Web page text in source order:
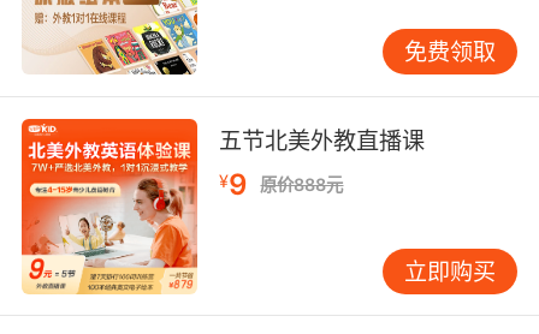
做动作一边说：“Iamwalking.”让孩子通过身体动
作理解语法意义。 阅读方面，可选择有简单情节
的分级读物。8岁孩子已能理解故事发展脉络，这
比单纯记单词有趣得多。我常建议家长和孩子一
起读，读到一半停下来问：“你觉得接下来会发生
什么？”用中文讨论也无妨，重点是建立孩子对英
文故事的理解。 第三步：创造“可理解输入”的环
境语言学家克拉申提出的“可理解输入”理论对8岁
孩子特别适用。即给孩子提供的英语材料要比他
现有水平稍高一点，但不过难。 具体可这样做：
免费领取
五节北美外教直播课
¥9 原价888元
立即购买